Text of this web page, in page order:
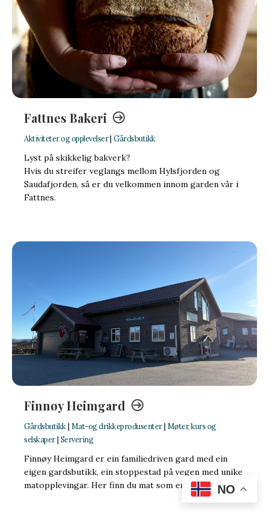
Fattnes Bakeri
Aktiviteter og opplevelser| Gårdsbutikk
Lyst på skikkelig bakverk?
Hvis du streifer veglangs mellom Hylsfjorden og
Saudafjorden, så er du velkommen innom garden vår i
Fattnes.
Finnøy Heimgard
Gårdsbutikk| Mat-og drikkeprodusenter| Møter, kurs og
selskaper| Servering
Finnøy Heimgard er ein familiedriven gard med ein
eigen gardsbutikk, ein stoppestad på vegen med unike
matopplevingar. Her finn du mat som er laga …
NO